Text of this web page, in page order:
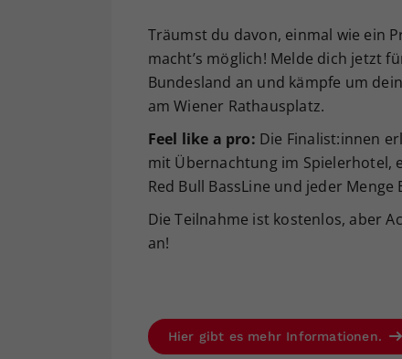
Träumst du davon, einmal wie ein
macht’s möglich! Melde dich jetzt
Bundesland an und kämpfe um
am Wiener Rathausplatz.
Feel like a pro: Die Finalist:innen
mit Übernachtung im Spielerhotel,
Red Bull BassLine und jeder Menge
Die Teilnahme ist kostenlos, aber
an!
Hier gibt es mehr Informationen.